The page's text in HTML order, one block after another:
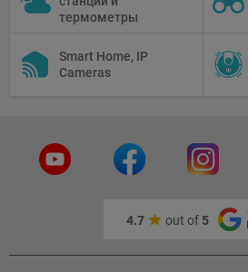
Профессиональное
видео
термометры
Smart Home, IP
Cameras
4.7 out of 5